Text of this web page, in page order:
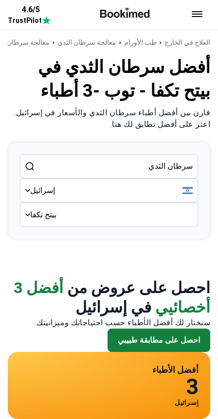
4.6/5
TrustPilot
العلاج في الخارج طب الأورام معالجة سرطان الثدي معالجة سرطان
أفضل سرطان الثدي في
بيتح تكفا - توب -3 أطباء
قارن بين أفضل أطباء سرطان الثدي والأسعار في إسرائيل.
اعثر على أفضل تطابق لك هنا.
إسرائيل
بيتح تكفا
احصل على عروض من
أفضل 3
أخصائيي في إسرائيل
سنختار لك أفضل الأطباء حسب احتياجاتك وميزانيتك.
احصل على مطابقة طبيبي
أفضل الأطباء
3
إسرائيل